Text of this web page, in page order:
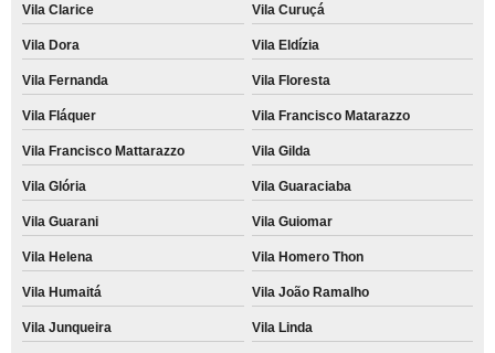
Vila Clarice Vila Curuçá
Vila Dora Vila Eldízia
Vila Fernanda Vila Floresta
Vila Fláquer Vila Francisco Matarazzo
Vila Francisco Mattarazzo Vila Gilda
Vila Glória Vila Guaraciaba
Vila Guarani Vila Guiomar
Vila Helena Vila Homero Thon
Vila Humaitá Vila João Ramalho
Vila Junqueira Vila Linda